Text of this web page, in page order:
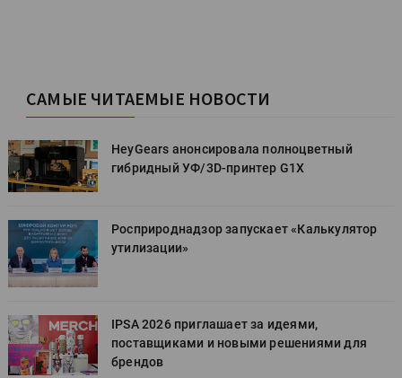
САМЫЕ ЧИТАЕМЫЕ НОВОСТИ
HeyGears анонсировала полноцветный
гибридный УФ/3D-принтер G1X
Росприроднадзор запускает «Калькулятор
утилизации»
IPSA 2026 приглашает за идеями,
поставщиками и новыми решениями для
брендов